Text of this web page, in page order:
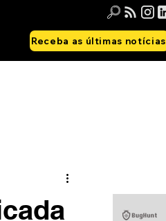
Receba as últimas notícias